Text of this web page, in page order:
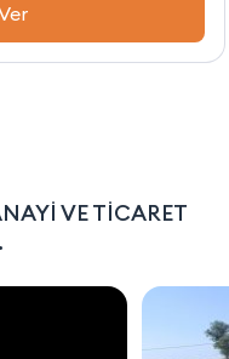
VE TİCARET